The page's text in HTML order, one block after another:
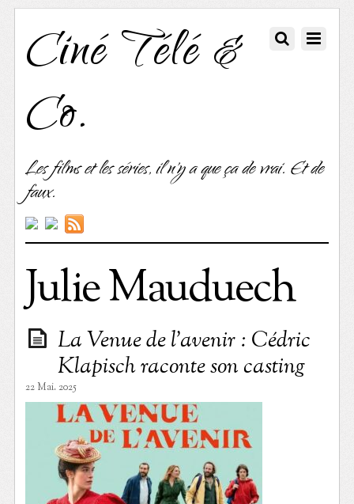
Ciné Télé &
Co.
Les films et les séries, il n'y a que ça de vrai. Et de
faux.
Julie Mauduech
La Venue de l’avenir : Cédric
Klapisch raconte son casting
22 Mai. 2025